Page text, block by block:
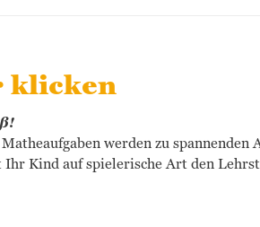
klicken
werden zu
Kind auf spielerische Art den